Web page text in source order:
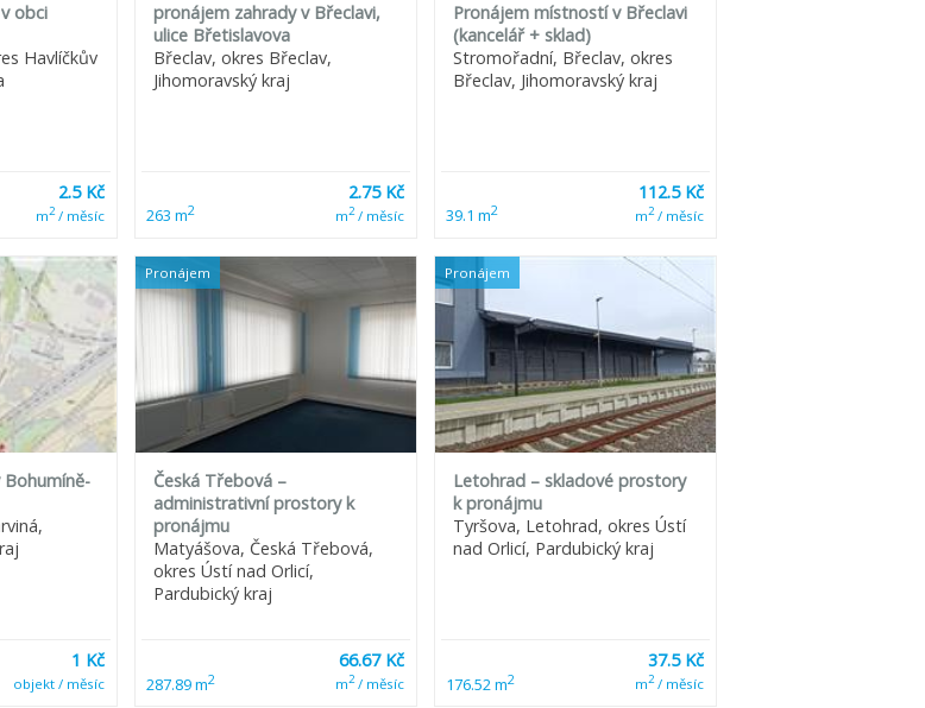
obci
Havlíčkův
2.5 Kč
m2/ měsíc
pronájem zahrady v Břeclavi,
ulice Břetislavova
Břeclav, okres Břeclav,
Jihomoravský kraj
263 m2
2.75 Kč
m2/ měsíc
Pronájem místností v Břeclavi
(kancelář + sklad)
Stromořadní, Břeclav, okres
Břeclav, Jihomoravský kraj
39.1 m2
112.5 Kč
m2/ měsíc
Bohumíně-
1 Kč
objekt / měsíc
Pronájem
Česká Třebová –
administrativní prostory k
pronájmu
Matyášova, Česká Třebová,
okres Ústí nad Orlicí,
Pardubický kraj
287.89 m2
66.67 Kč
m2/ měsíc
Pronájem
Letohrad – skladové prostory
k pronájmu
Tyršova, Letohrad, okres Ústí
nad Orlicí, Pardubický kraj
176.52 m2
37.5 Kč
m2/ měsíc